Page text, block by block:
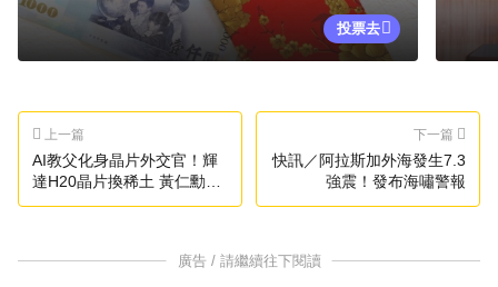
投票去
上一篇
AI教父化身晶片外交官！輝
達H20晶片換稀土 黃仁勳成
中美角力關鍵？
下一篇
快訊／阿拉斯加外海發生7.3
強震！發布海嘯警報
廣告 / 請繼續往下閱讀